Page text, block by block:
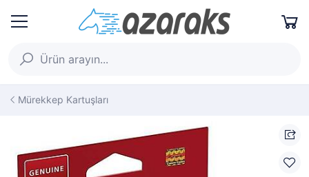
Mürekkep Kartuşları